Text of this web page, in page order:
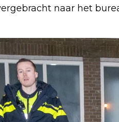
naar het